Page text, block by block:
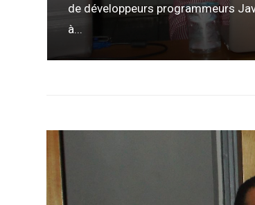
de développeurs programmeurs
à...